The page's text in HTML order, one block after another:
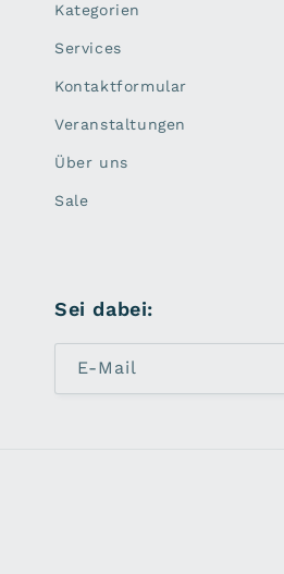
Kategorien
Services
Kontaktformular
Veranstaltungen
Über uns
Sale
Sei dabei:
E-Mail